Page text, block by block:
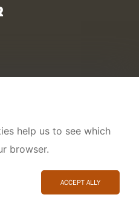
help us to see which
browser.
ACCEPT ALLY